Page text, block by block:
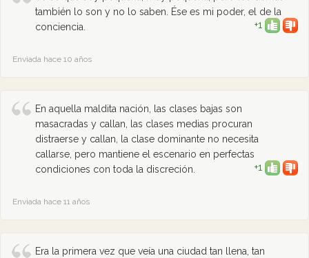
también lo son y no lo saben. Ése es mi poder, el de la
conciencia.
+1
Enviada hace 10 años
En aquella maldita nación, las clases bajas son
masacradas y callan, las clases medias procuran
distraerse y callan, la clase dominante no necesita
callarse, pero mantiene el escenario en perfectas
condiciones con toda la discreción.
+1
Enviada hace 11 años
Era la primera vez que veía una ciudad tan llena, tan